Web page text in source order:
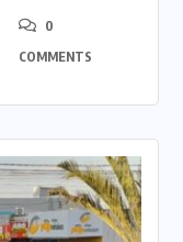
0
COMMENTS